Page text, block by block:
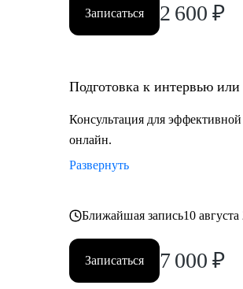
Записаться 2 600 ₽
Подготовка к интервью
Консультация для
онлайн.
Развернуть
Ближайшая запись10
Записаться 7 000 ₽